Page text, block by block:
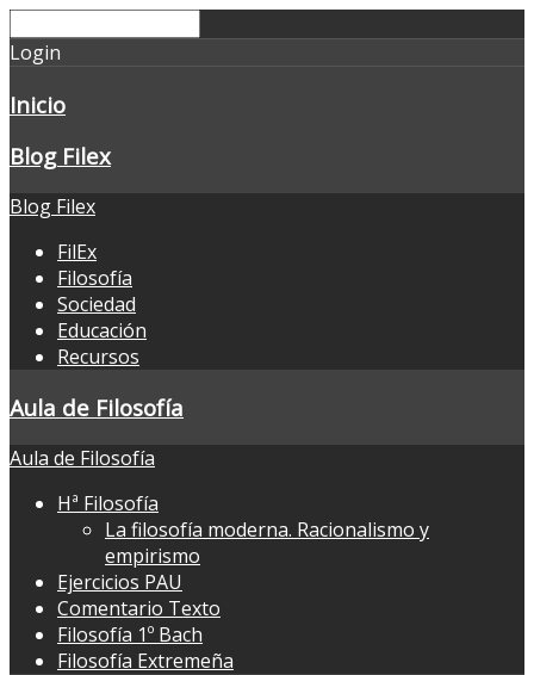
Login
Inicio
Blog Filex
Blog Filex
FilEx
Filosofía
Sociedad
Educación
Recursos
Aula de Filosofía
Aula de Filosofía
Hª Filosofía
La filosofía moderna. Racionalismo y
empirismo
Ejercicios PAU
Comentario Texto
Filosofía 1º Bach
Filosofía Extremeña